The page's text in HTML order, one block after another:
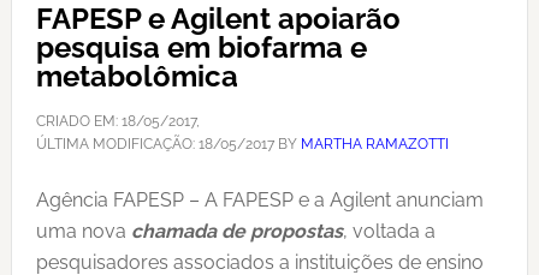
FAPESP e Agilent apoiarão
pesquisa em biofarma e
metabolômica
CRIADO EM: 18/05/2017,
ÚLTIMA MODIFICAÇÃO: 18/05/2017BY MARTHA RAMAZOTTI
Agência FAPESP – A FAPESP e a Agilent anunciam
uma nova chamada de propostas, voltada a
pesquisadores associados a instituições de ensino